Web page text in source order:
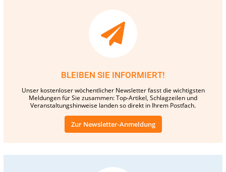
BLEIBEN SIE INFORMIERT!
Unser kostenloser wöchentlicher Newsletter fasst die wichtigsten
Meldungen für Sie zusammen: Top-Artikel, Schlagzeilen und
Veranstaltungshinweise landen so direkt in Ihrem Postfach.
Zur Newsletter-Anmeldung